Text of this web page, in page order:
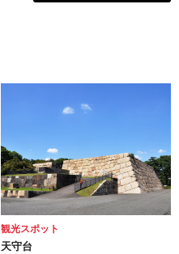
観光スポット
天守台